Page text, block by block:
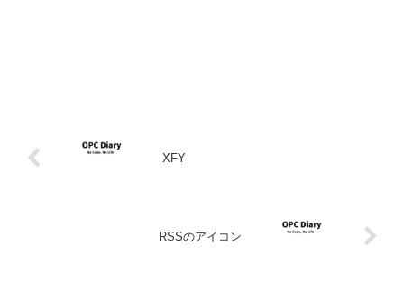
XFY
RSSのアイコン